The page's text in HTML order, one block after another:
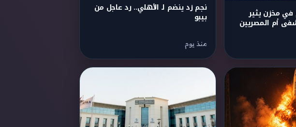
مخزن يثير
أم المصريين
نجم زد ينضم لـ الأهلي.. رد عاجل من
بيبو
منذ يوم